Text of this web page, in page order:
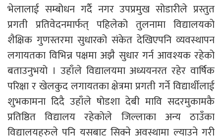
भेलालाई सम्बोधन गर्दै नगर उपप्रमुख सोडारीले प्रस्तुत
प्रगती प्रतिवेदनमार्फत् पहिलेको तुलनामा विद्यालयको
शैक्षिक गुणस्तरमा सुधारको संकेत देखिएपनि व्यवस्थापन
लगायतका विभिन्न पक्षमा अझै सुधार गर्न आवश्यक रहेको
बताउनुभयो । उहाँले विद्यालयमा अध्ययनरत रहेर वार्षिक
परिक्षा र खेलकुद लगायतका क्षेत्रमा प्रगती गर्ने विद्यार्थीलाई
शुभकामना दिदै उहाँले षोडशा देबी मावि सदरमुकामकै
प्रतिष्ठित विद्यालय रहेकोले जिल्लाका अन्य ठाउँका
विद्यालयहरुले पनि यसबाट सिक्ने अवस्थामा ल्याउने गरी